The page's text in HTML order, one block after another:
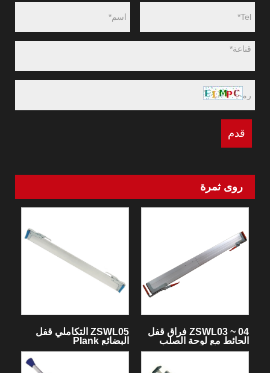
روى ثمرة
ZSWL05 التكاملي قفل
البضائع PIank
ZSWL03 ~ 04 فراق قفل
الحائط مع لوحة الصلب
تشاك